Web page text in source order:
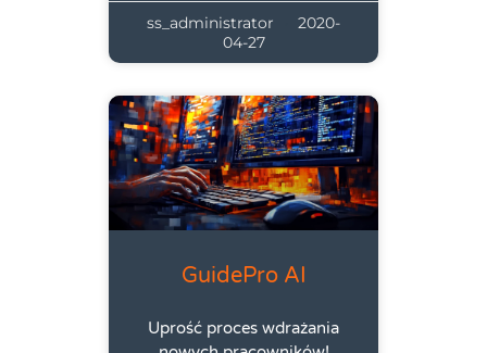
ss_administrator
2020-
04-27
GuidePro AI
Uprość proces wdrażania